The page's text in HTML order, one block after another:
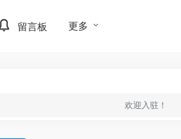
留言板 更多
欢迎入驻！